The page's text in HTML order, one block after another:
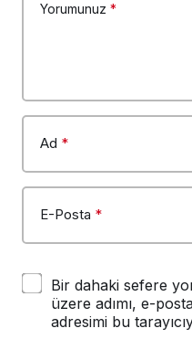
Yorumunuz *
Ad *
E-Posta *
Bir dahaki sefere
üzere adımı, e-
adresimi bu